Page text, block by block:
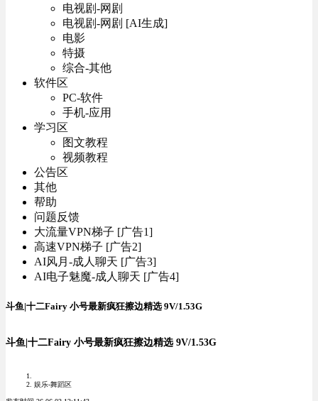
电视剧-网剧
电视剧-网剧 [AI生成]
电影
特摄
综合-其他
软件区
PC-软件
手机-应用
学习区
图文教程
视频教程
公告区
其他
帮助
问题反馈
大流量VPN梯子 [广告1]
高速VPN梯子 [广告2]
AI风月-成人聊天 [广告3]
AI电子魅魔-成人聊天 [广告4]
斗鱼|十二Fairy 小号最新疯狂擦边精选 9V/1.53G
斗鱼|十二Fairy 小号最新疯狂擦边精选 9V/1.53G
娱乐-舞蹈区